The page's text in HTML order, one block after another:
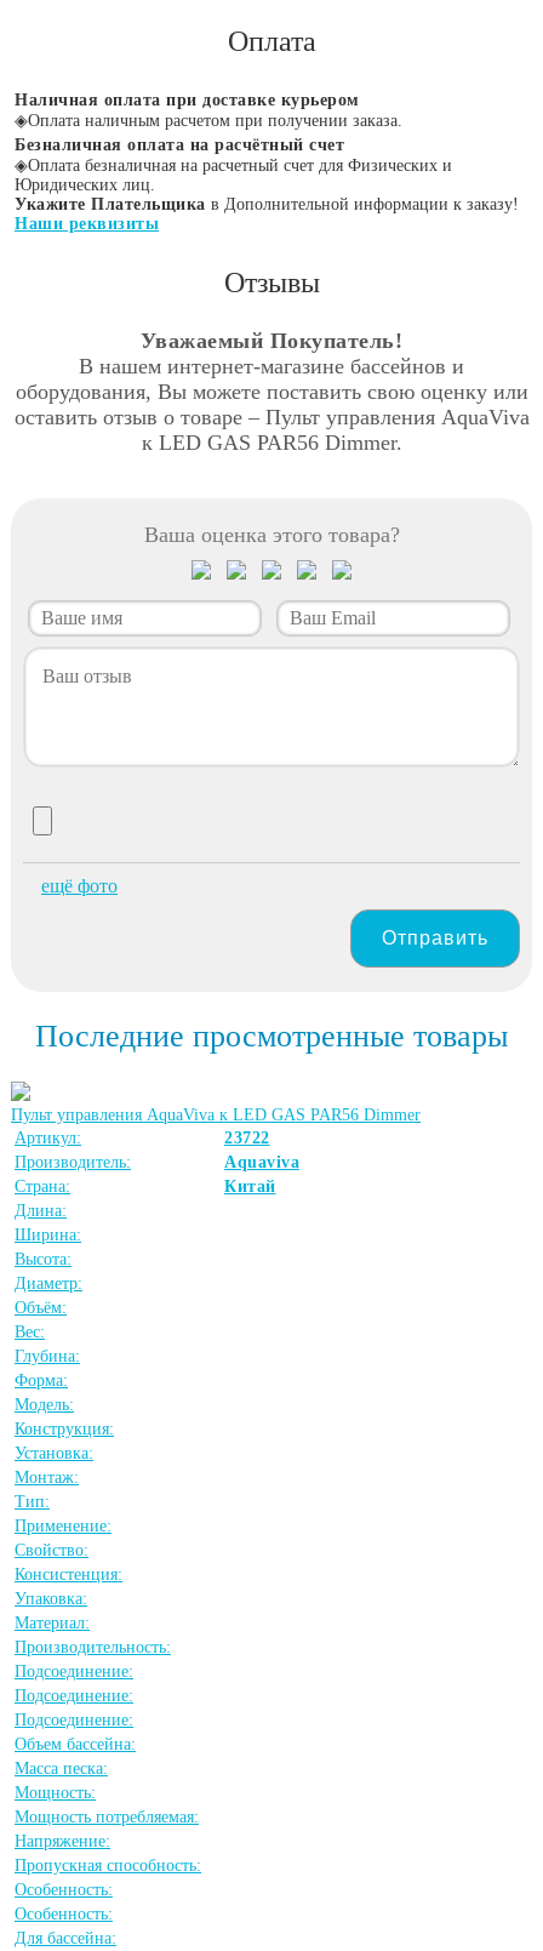
Оплата
Наличная оплата при доставке курьером
◈Оплата наличным расчетом при получении заказа.
Безналичная оплата на расчётный счет
◈Оплата безналичная на расчетный счет для Физических и
Юридических лиц.
Укажите Плательщика в Дополнительной информации к заказу!
Наши реквизиты
Отзывы
Уважаемый Покупатель!
В нашем интернет-магазине бассейнов и
оборудования, Вы можете поставить свою оценку или
оставить отзыв о товаре – Пульт управления AquaViva
к LED GAS PAR56 Dimmer.
Ваша оценка этого товара?
ещё фото
Отправить
Последние просмотренные товары
Пульт управления AquaViva к LED GAS PAR56 Dimmer
Артикул:
23722
Производитель:
Aquaviva
Страна:
Китай
Длина:
Ширина:
Высота:
Диаметр:
Объём:
Вес:
Глубина:
Форма:
Модель:
Конструкция:
Установка:
Монтаж:
Тип:
Применение:
Свойство:
Консистенция:
Упаковка:
Материал:
Производительность:
Подсоединение:
Подсоединение:
Подсоединение:
Объем бассейна:
Масса песка:
Мощность:
Мощность потребляемая:
Напряжение:
Пропускная способность:
Особенность:
Особенность:
Для бассейна: